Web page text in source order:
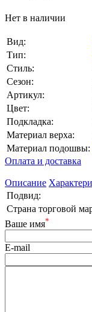
Нет в наличии
Вид:
Тип:
Стиль:
Сезон:
Артикул:
Цвет:
Подкладка:
Материал верха:
Материал подошвы:
Оплата и доставка
Описание
Подвид:
Страна торговой
Ваше имя*
E-mail